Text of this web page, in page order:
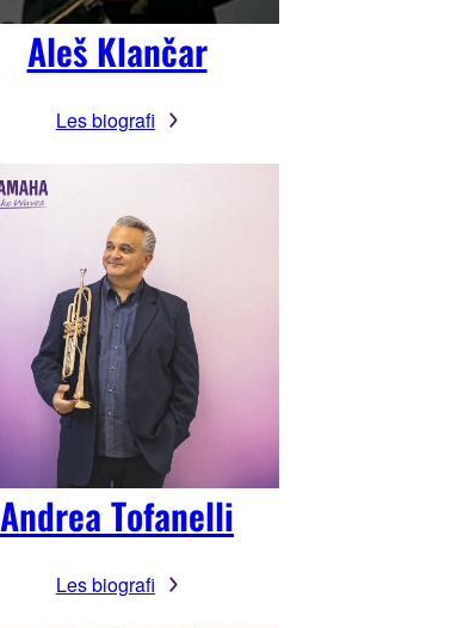
Aleš Klančar
Les biografi
Andrea Tofanelli
Les biografi